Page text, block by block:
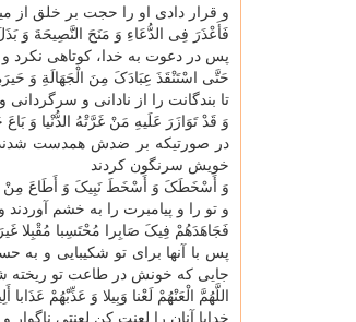
و قرار دادی او را حجت بر خلق از
فَأَعْذَرَ فِی الدُّعَاءِ وَ مَنَحَ النَّصِیحَةَ وَ
پس در دعوت به خدا، کوتاهی نکرد و
حَتَّی اسْتَنْقَذَ عِبَادَکَ مِنَ الْجَهَالَةِ وَ
تا بندگانت را از نادانی و
وَ قَدْ تَوَازَرَ عَلَیهِ مَنْ غَرَّتْهُ الدُّنْیا وَ
در صورتیکه بر ضدش همدست شدند،
خویش سرنگون کردند
وَ أَسْخَطَکَ وَ أَسْخَطَ نَبِیکَ وَ أَطَاعَ مِنْ
و تو را و پیامبرت را به خشم آوردند
فَجَاهَدَهُمْ فِیکَ صَابِرا مُحْتَسِبا مُقْبِلا
پس با آنها برای تو شکیبایی و به
جایی که خونش در طاعت تو
اللَّهُمَّ الْعَنْهُمْ لَعْنا وَبِیلا وَ عَذِّبْهُمْ عَذَابا
خدایا آنان را لعنت کن لعنتی